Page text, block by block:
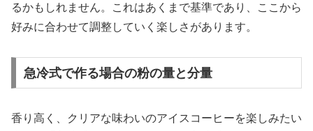
るかもしれません。これはあくまで基準であり、ここから
好みに合わせて調整していく楽しさがあります。
急冷式で作る場合の粉の量と分量
香り高く、クリアな味わいのアイスコーヒーを楽しみたい